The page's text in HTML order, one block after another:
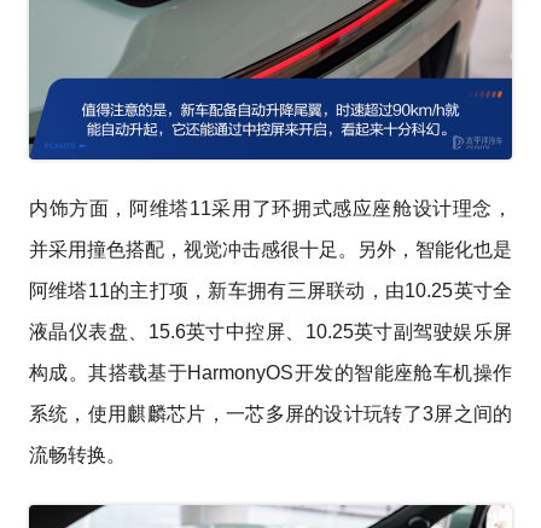
内饰方面，阿维塔11采用了环拥式感应座舱设计理念，
并采用撞色搭配，视觉冲击感很十足。另外，智能化也是
阿维塔11的主打项，新车拥有三屏联动，由10.25英寸全
液晶仪表盘、15.6英寸中控屏、10.25英寸副驾驶娱乐屏
构成。其搭载基于HarmonyOS开发的智能座舱车机操作
系统，使用麒麟芯片，一芯多屏的设计玩转了3屏之间的
流畅转换。